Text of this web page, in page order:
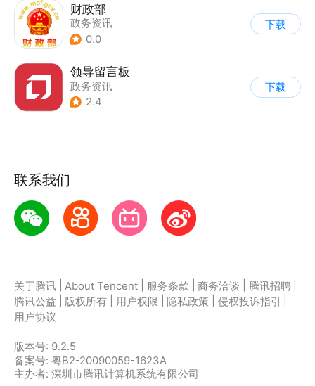
财政部
政务资讯
0.0
下载
领导留言板
政务资讯
2.4
下载
联系我们
关于腾讯 About Tencent 服务条款 商务洽谈 腾讯招聘
腾讯公益
版权所有 用户权限 隐私政策 侵权投诉指引
用户协议
版本号: 9.2.5
备案号: 粤B2-20090059-1623A
主办者: 深圳市腾讯计算机系统有限公司